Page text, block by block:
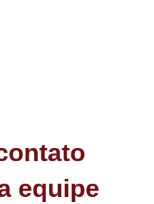
equipe